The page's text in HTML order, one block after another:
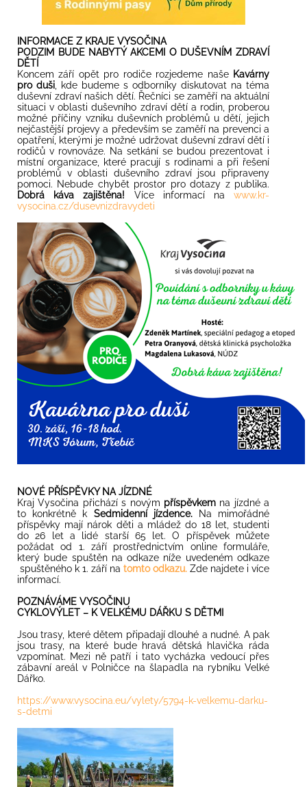
INFORMACE Z KRAJE VYSOČINA
PODZIM BUDE NABYTÝ AKCEMI O DUŠEVNÍM ZDRAVÍ
DĚTÍ
Koncem září opět pro rodiče rozjedeme naše Kavárny
pro duši, kde budeme s odborníky diskutovat na téma
duševní zdraví našich dětí. Řečníci se zaměří na aktuální
situaci v oblasti duševního zdraví dětí a rodin, proberou
možné příčiny vzniku duševních problémů u dětí, jejich
nejčastější projevy a především se zaměří na prevenci a
opatření, kterými je možné udržovat duševní zdraví dětí i
rodičů v rovnováze. Na setkání se budou prezentovat i
místní organizace, které pracují s rodinami a při řešení
problémů v oblasti duševního zdraví jsou připraveny
pomoci. Nebude chybět prostor pro dotazy z publika.
Dobrá káva zajištěna! Více informací nawww.kr-
vysocina.cz/dusevnizdravydeti
NOVÉ PŘÍSPĚVKY NA JÍZDNÉ
Kraj Vysočina přichází s novým příspěvkemna jízdné a
to konkrétně k Sedmidenní jízdence.Na mimořádné
příspěvky mají nárok děti a mládež do 18 let, studenti
do 26 let a lidé starší 65 let. O příspěvek můžete
požádat od 1. září prostřednictvím online formuláře,
který bude spuštěn na odkaze níže uvedeném odkaze
spuštěného k 1. září na tomto odkazu. Zde najdete i více
informací.
POZNÁVÁME VYSOČINU
CYKLOVÝLET – K VELKÉMU DÁŘKU S DĚTMI
Jsou trasy, které dětem připadají dlouhé a nudné. A pak
jsou trasy, na které bude hravá dětská hlavička ráda
vzpomínat. Mezi ně patří i tato vycházka vedoucí přes
zábavní areál v Polničce na šlapadla na rybníku Velké
Dářko.
https://www.vysocina.eu/vylety/5794-k-velkemu-darku-
s-detmi